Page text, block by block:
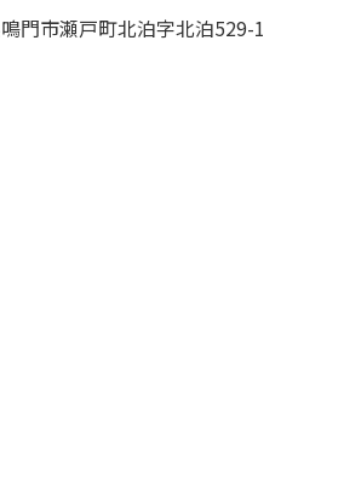
門市瀬戸町北泊字北泊529-1